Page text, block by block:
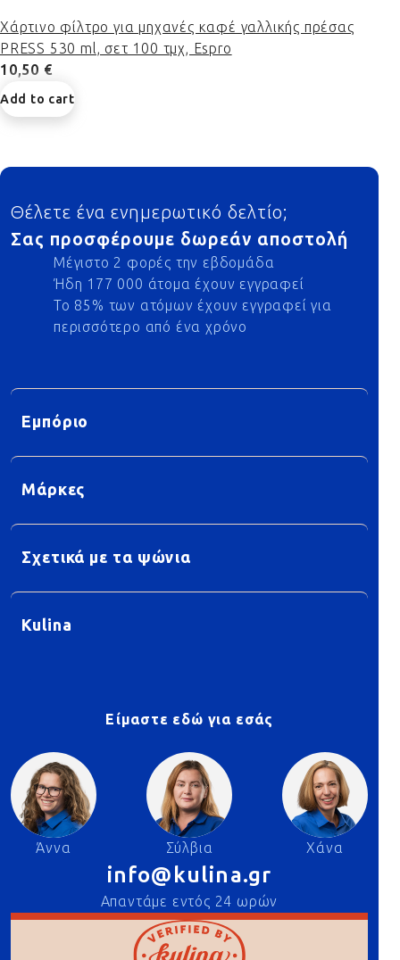
Χάρτινο φίλτρο για μηχανές καφέ γαλλικής πρέσας
PRESS 530 ml, σετ 100 τμχ, Espro
10,50 €
Add to cart
Footer
Θέλετε ένα ενημερωτικό δελτίο;
Σας προσφέρουμε δωρεάν αποστολή
Μέγιστο 2 φορές την εβδομάδα
Ήδη 177 000 άτομα έχουν εγγραφεί
Το 85% των ατόμων έχουν εγγραφεί για
περισσότερο από ένα χρόνο
Εμπόριο
Μάρκες
Σχετικά με τα ψώνια
Kulina
Είμαστε εδώ για εσάς
Άννα Σύλβια Χάνα
info@kulina.gr
Απαντάμε εντός 24 ωρών